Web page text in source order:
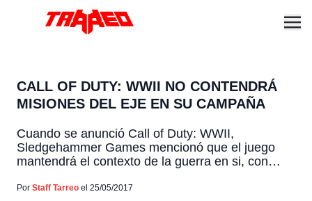
CALL OF DUTY: WWII NO CONTENDRÁ
MISIONES DEL EJE EN SU CAMPAÑA
Cuando se anunció Call of Duty: WWII,
Sledgehammer Games mencionó que el juego
mantendrá el contexto de la guerra en si, con
representaciones del racismo, persecución
Por Staff Tarreo el 25/05/2017